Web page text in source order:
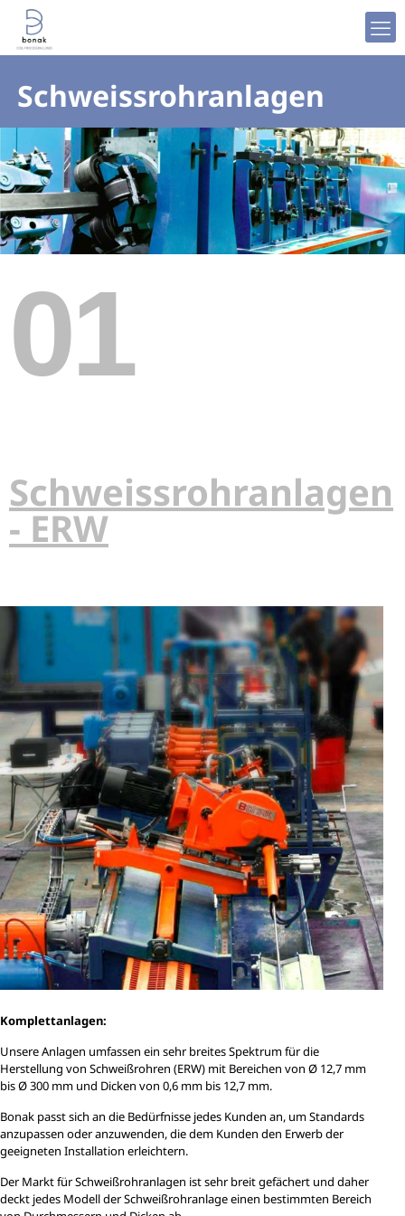
Schweissrohranlagen
01
Schweissrohranlagen
- ERW
Komplettanlagen:
Unsere Anlagen umfassen ein sehr breites Spektrum für die
Herstellung von Schweißrohren (ERW) mit Bereichen von Ø 12,7 mm
bis Ø 300 mm und Dicken von 0,6 mm bis 12,7 mm.
Bonak passt sich an die Bedürfnisse jedes Kunden an, um Standards
anzupassen oder anzuwenden, die dem Kunden den Erwerb der
geeigneten Installation erleichtern.
Der Markt für Schweißrohranlagen ist sehr breit gefächert und daher
deckt jedes Modell der Schweißrohranlage einen bestimmten Bereich